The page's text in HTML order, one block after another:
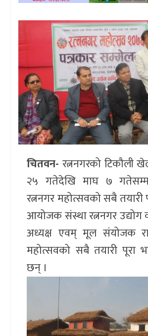
स्वास्थ्य/
रोचक
विचार/
अन्तर्वार्ता
चितवन- रत्ननगरको टिकौली
२५ गतेदेखि माघ ७
रत्ननगर महोत्सवको सबै
आयोजक संस्था रत्ननगर
अध्यक्ष एवम् मूल संयोजक
महोत्सवको सबै तयारी पूरा
छन् ।